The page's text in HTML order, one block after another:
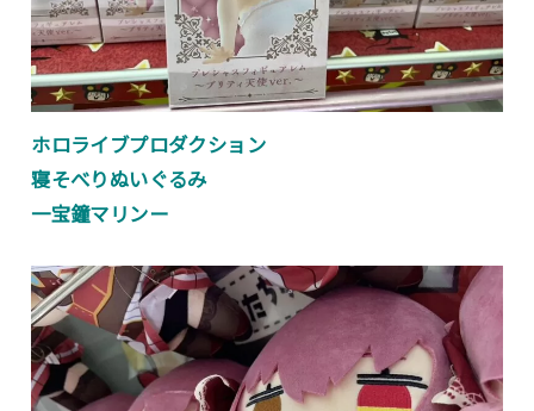
ホロライブプロダクション
寝そべりぬいぐるみ
一宝鐘マリンー